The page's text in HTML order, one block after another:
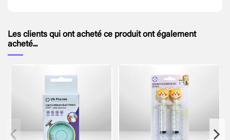
Les clients qui ont acheté ce produit ont également
acheté...